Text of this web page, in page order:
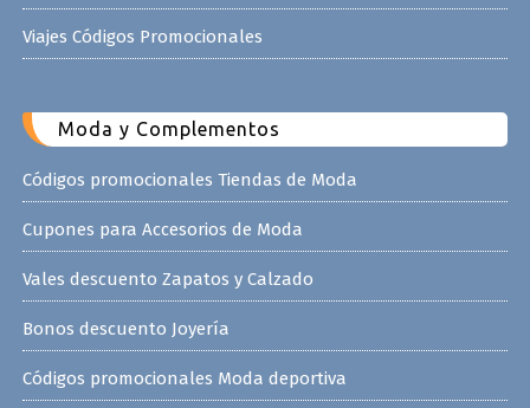
Viajes Códigos Promocionales
Moda y Complementos
Códigos promocionales Tiendas de Moda
Cupones para Accesorios de Moda
Vales descuento Zapatos y Calzado
Bonos descuento Joyería
Códigos promocionales Moda deportiva